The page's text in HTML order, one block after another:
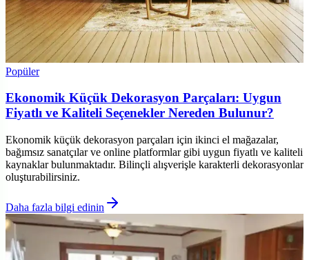
Popüler
Ekonomik Küçük Dekorasyon Parçaları: Uygun
Fiyatlı ve Kaliteli Seçenekler Nereden Bulunur?
Ekonomik küçük dekorasyon parçaları için ikinci el mağazalar,
bağımsız sanatçılar ve online platformlar gibi uygun fiyatlı ve kaliteli
kaynaklar bulunmaktadır. Bilinçli alışverişle karakterli dekorasyonlar
oluşturabilirsiniz.
Daha fazla bilgi edinin